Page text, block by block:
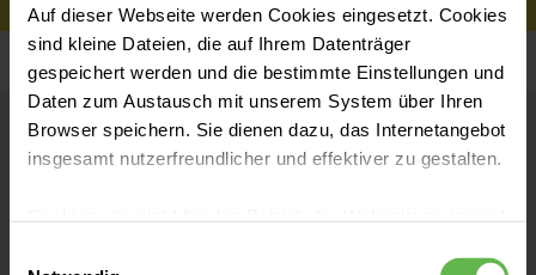
Auf dieser Webseite werden Cookies eingesetzt. Cookies
sind kleine Dateien, die auf Ihrem Datenträger
gespeichert werden und die bestimmte Einstellungen und
Daten zum Austausch mit unserem System über Ihren
Browser speichern. Sie dienen dazu, das Internetangebot
insgesamt nutzerfreundlicher und effektiver zu gestalten.
Helios Klinikum Gifhorn